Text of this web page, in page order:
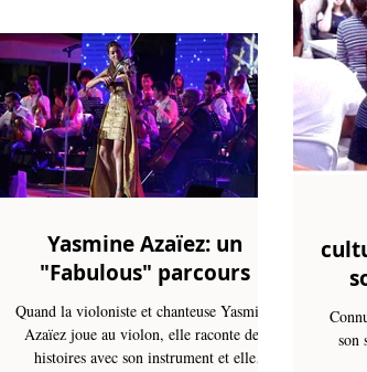
سواها إلى ذكرى أكتب وأدندن: "وحياتي
عندك لو كان ليا عندك خاطر" في ذكرى
وفاتها الرابعة عشرة. لعلني هذه المرة أخطّ
على الورقة بحبر متيّم، أتجرّد من أسس
المقال وتقنيات الكتابة، أضعها نصب عيناي
وأستحضر تلك الشحنة الأولى التي مدتني به
أغنيتها
Yasmine Azaïez: un
"Fabulous" parcours
Quand la violoniste et chanteuse Yasmine
Azaïez joue au violon, elle raconte des
histoires avec son instrument et elle
son